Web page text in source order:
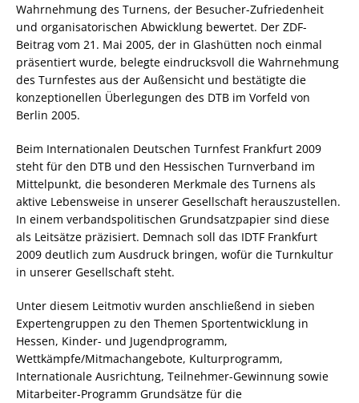
Wahrnehmung des Turnens, der Besucher-Zufriedenheit
und organisatorischen Abwicklung bewertet. Der ZDF-
Beitrag vom 21. Mai 2005, der in Glashütten noch einmal
präsentiert wurde, belegte eindrucksvoll die Wahrnehmung
des Turnfestes aus der Außensicht und bestätigte die
konzeptionellen Überlegungen des DTB im Vorfeld von
Berlin 2005.
Beim Internationalen Deutschen Turnfest Frankfurt 2009
steht für den DTB und den Hessischen Turnverband im
Mittelpunkt, die besonderen Merkmale des Turnens als
aktive Lebensweise in unserer Gesellschaft herauszustellen.
In einem verbandspolitischen Grundsatzpapier sind diese
als Leitsätze präzisiert. Demnach soll das IDTF Frankfurt
2009 deutlich zum Ausdruck bringen, wofür die Turnkultur
in unserer Gesellschaft steht.
Unter diesem Leitmotiv wurden anschließend in sieben
Expertengruppen zu den Themen Sportentwicklung in
Hessen, Kinder- und Jugendprogramm,
Wettkämpfe/Mitmachangebote, Kulturprogramm,
Internationale Ausrichtung, Teilnehmer-Gewinnung sowie
Mitarbeiter-Programm Grundsätze für die